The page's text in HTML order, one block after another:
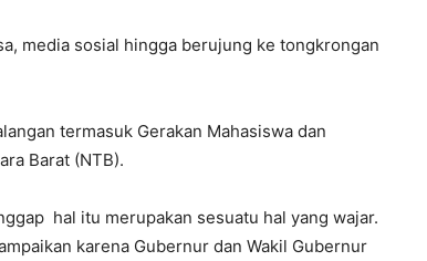
media sosial hingga berujung ke tongkrongan
termasuk Gerakan Mahasiswa dan
Barat (NTB).
hal itu merupakan sesuatu hal yang wajar.
karena Gubernur dan Wakil Gubernur